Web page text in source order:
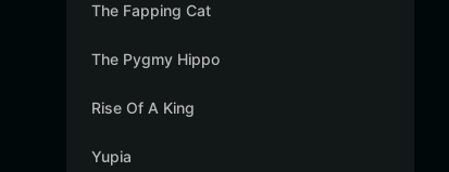
The Fapping Cat
The Pygmy Hippo
Rise Of A King
Yupia